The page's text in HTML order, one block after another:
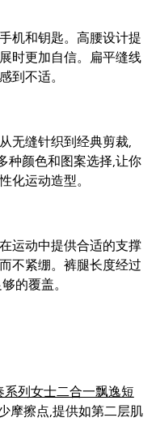
机和钥匙。高腰设计提
时更加自信。扁平缝线
到不适。
无缝针织到经典剪裁,
种颜色和图案选择,让你
化运动造型。
运动中提供合适的支撑
不紧绷。裤腿长度经过
的覆盖。
系列女士二合一飘逸短
摩擦点,提供如第二层肌